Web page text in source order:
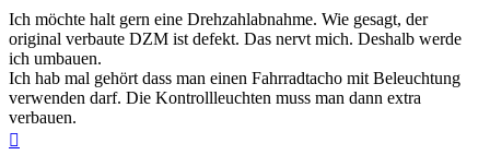
Ich möchte halt gern eine Drehzahlabnahme. Wie gesagt, der
original verbaute DZM ist defekt. Das nervt mich. Deshalb werde
ich umbauen.
Ich hab mal gehört dass man einen Fahrradtacho mit Beleuchtung
verwenden darf. Die Kontrollleuchten muss man dann extra
verbauen.